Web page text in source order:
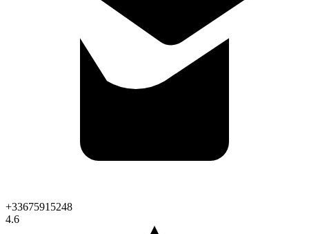
+33675915248
4.6